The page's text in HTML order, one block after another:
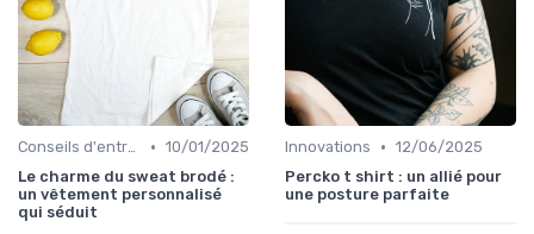
Conseils d'entretien éco • 10/01/2025
Le charme du sweat brodé :
un vêtement personnalisé
qui séduit
Innovations • 12/06/2025
Percko t shirt : un allié pour
une posture parfaite